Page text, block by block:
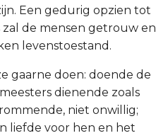
Een gedurig opzien tot
zal de mensen getrouw en
levenstoestand.
gaarne doen: doende de
dienende zoals
niet onwillig;
liefde voor hen en het